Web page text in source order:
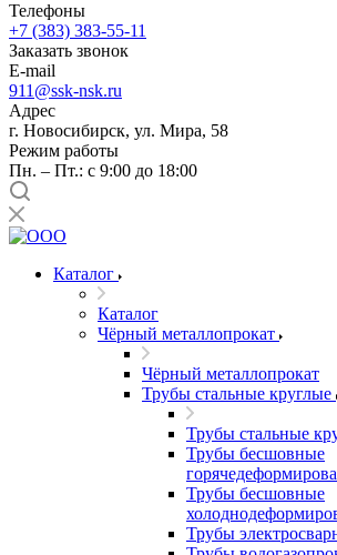
Телефоны
+7 (383) 383-55-11
Заказать звонок
E-mail
911@ssk-nsk.ru
Адрес
г. Новосибирск, ул. Мира, 58
Режим работы
Пн. – Пт.: с 9:00 до 18:00
Каталог
Каталог
Чёрный металлопрокат
Чёрный металлопрокат
Трубы стальные круглые
Трубы стальные
Трубы бесшовные
Трубы бесшовные
Трубы